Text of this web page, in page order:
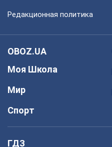
Редакционная политика
OBOZ.UA
Моя Школа
Мир
Спорт
ГДЗ